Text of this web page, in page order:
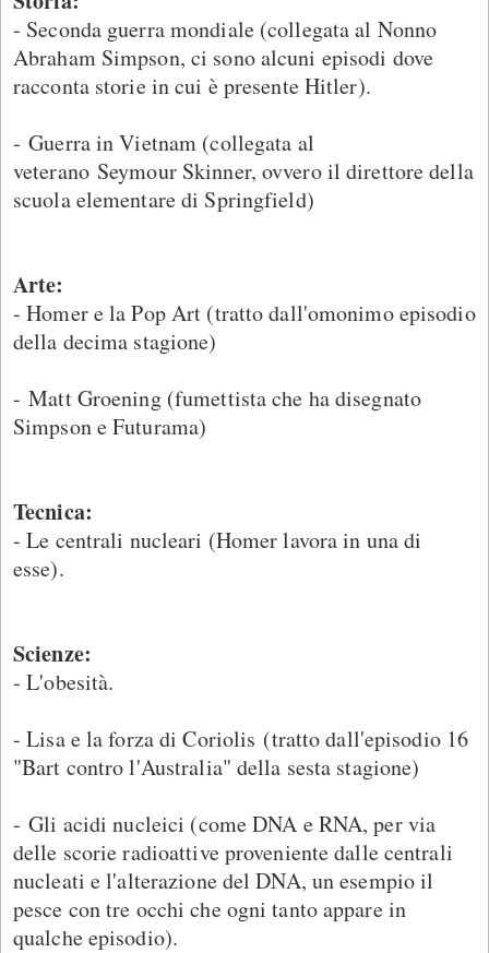
- Seconda guerra mondiale (collegata al Nonno
Abraham Simpson, ci sono alcuni episodi dove
racconta storie in cui è presente Hitler).
- Guerra in Vietnam (collegata al
veterano Seymour Skinner, ovvero il direttore della
scuola elementare di Springfield)
Arte:
- Homer e la Pop Art (tratto dall'omonimo episodio
della decima stagione)
- Matt Groening (fumettista che ha disegnato
Simpson e Futurama)
Tecnica:
- Le centrali nucleari (Homer lavora in una di
esse).
Scienze:
- L'obesità.
- Lisa e la forza di Coriolis (tratto dall'episodio 16
"Bart contro l'Australia" della sesta stagione)
- Gli acidi nucleici (come DNA e RNA, per via
delle scorie radioattive proveniente dalle centrali
nucleati e l'alterazione del DNA, un esempio il
pesce con tre occhi che ogni tanto appare in
qualche episodio).